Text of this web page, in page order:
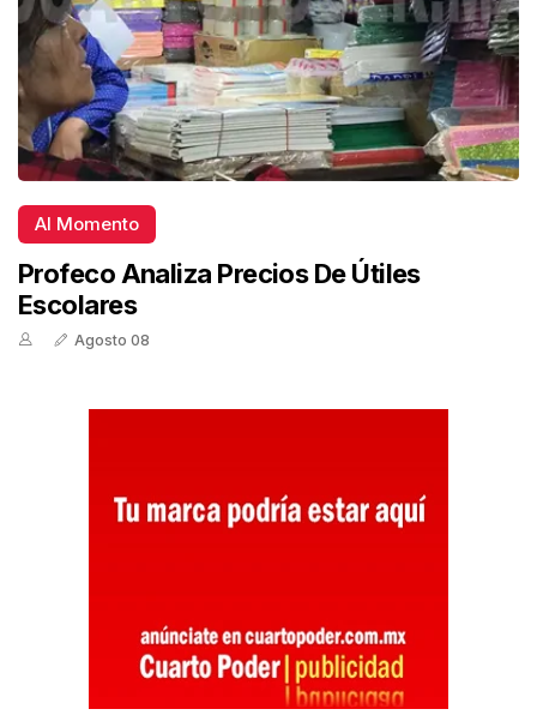
Al Momento
Profeco Analiza Precios De Útiles
Escolares
Agosto 08